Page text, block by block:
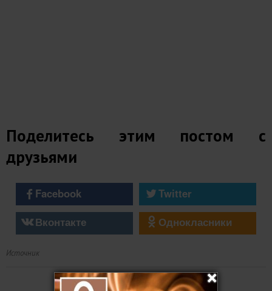
Поделитесь этим постом с
друзьями
Facebook
Twitter
Вконтакте
Однокласники
Источник